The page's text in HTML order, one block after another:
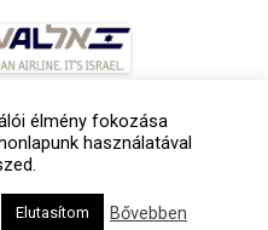
élmény fokozása
használatával
Elutasítom Bővebben